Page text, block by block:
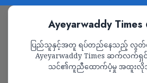
Ayeyarwaddy
ပြည်သူနှင့်အတူ ရပ်တည်နေသည့် လွတ်
Ayeyarwaddy Times ဆက်လက်
သင်၏ကူညီထောက်ပံ့မှု အထူးလိုအ
Home ရန်ကုန်မြို့တော်
သတင်း